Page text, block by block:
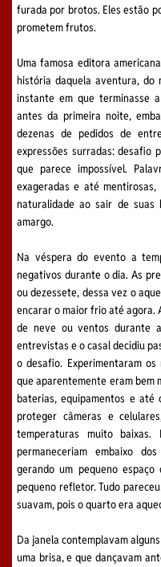
furada por brotos. Eles estão
prometem frutos.
Uma famosa editora
história daquela aventura, do
instante em que terminasse
antes da primeira noite,
dezenas de pedidos de
expressões surradas: desafio
que parece impossível.
exageradas e até
naturalidade ao sair de suas
Na véspera do evento a
negativos durante o dia. As
ou dezessete, dessa vez o
encarar o maior frio até agora.
de neve ou ventos durante
entrevistas e o casal decidiu
o desafio. Experimentaram
que aparentemente eram bem
baterias, equipamentos e até
proteger câmeras e
temperaturas muito
permaneceriam embaixo
gerando um pequeno
pequeno refletor. Tudo
suavam, pois o quarto
Da janela contemplavam
uma brisa, e que dançavam